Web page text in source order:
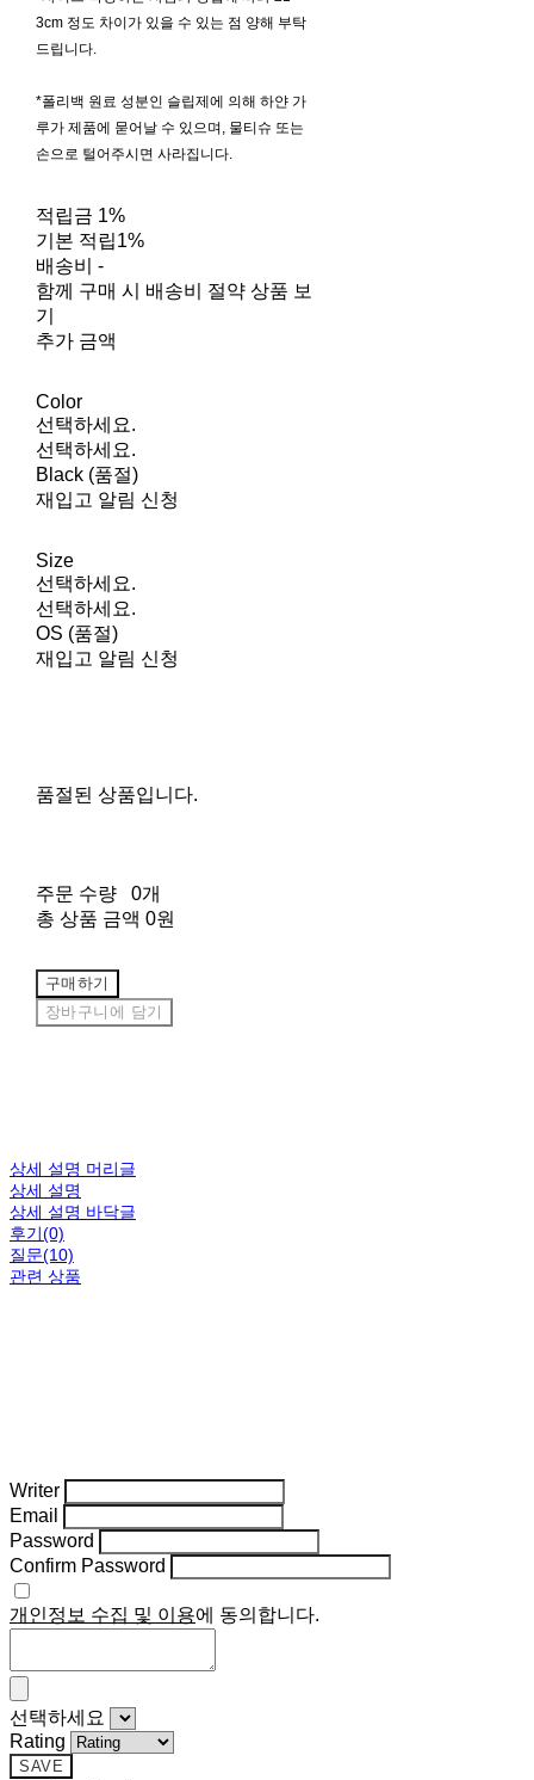
3cm 정도 차이가 있을 수 있는 점 양해 부탁
드립니다.
*폴리백 원료 성분인 슬립제에 의해 하얀 가
루가 제품에 묻어날 수 있으며, 물티슈 또는
손으로 털어주시면 사라집니다.
적립금 1%
기본 적립1%
배송비 -
함께 구매 시 배송비 절약 상품 보
기
추가 금액
Color
선택하세요.
선택하세요.
Black (품절)
재입고 알림 신청
Size
선택하세요.
선택하세요.
OS (품절)
재입고 알림 신청
품절된 상품입니다.
주문 수량
0개
총 상품 금액 0원
구매하기
장바구니에 담기
상세 설명 머리글
상세 설명
상세 설명 바닥글
후기(0)
질문(10)
관련 상품
Writer
Email
Password
Confirm Password
개인정보 수집 및 이용에 동의합니다.
선택하세요
Rating
SAVE